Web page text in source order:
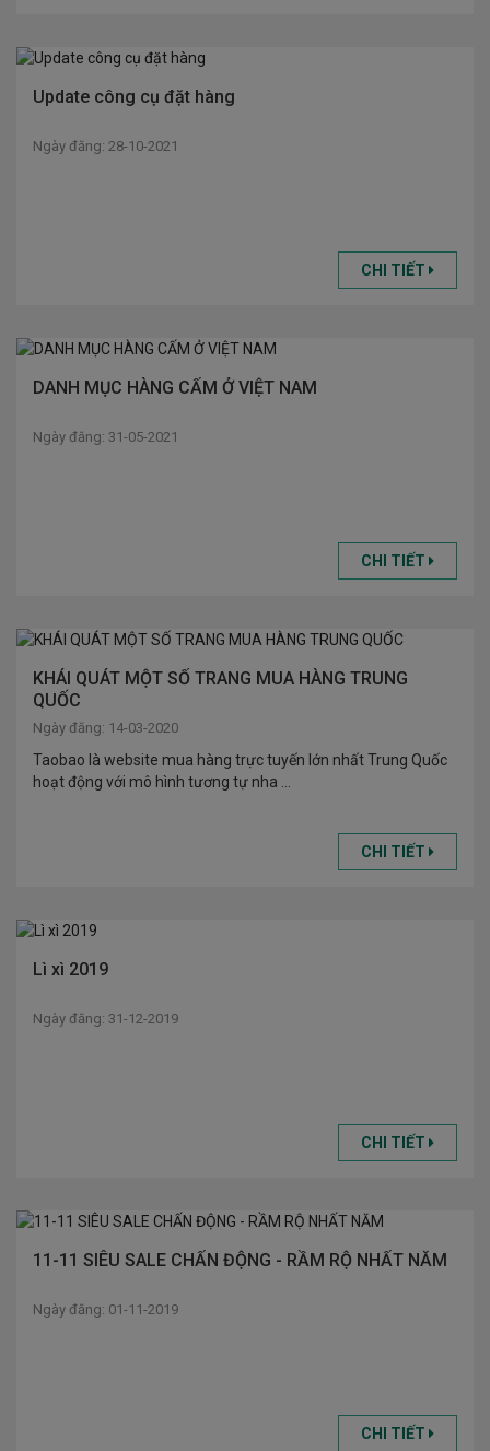
Update công cụ đặt hàng
Ngày đăng: 28-10-2021
CHI TIẾT
DANH MỤC HÀNG CẤM Ở VIỆT NAM
Ngày đăng: 31-05-2021
CHI TIẾT
KHÁI QUÁT MỘT SỐ TRANG MUA HÀNG TRUNG
QUỐC
Ngày đăng: 14-03-2020
Taobao là website mua hàng trực tuyến lớn nhất Trung Quốc
hoạt động với mô hình tương tự nha ...
CHI TIẾT
Lì xì 2019
Ngày đăng: 31-12-2019
CHI TIẾT
11-11 SIÊU SALE CHẤN ĐỘNG - RẦM RỘ NHẤT NĂM
Ngày đăng: 01-11-2019
CHI TIẾT